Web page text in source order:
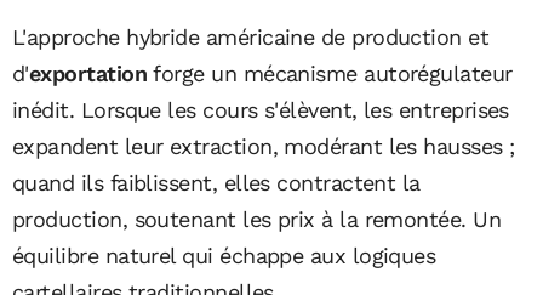
L'approche hybride américaine de production et
d'exportationforge un mécanisme autorégulateur
inédit. Lorsque les cours s'élèvent, les entreprises
expandent leur extraction, modérant les hausses ;
quand ils faiblissent, elles contractent la
production, soutenant les prix à la remontée. Un
équilibre naturel qui échappe aux logiques